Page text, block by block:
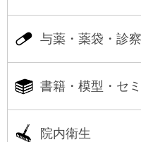
与薬・薬袋・診
書籍・模型・セ
院内衛生